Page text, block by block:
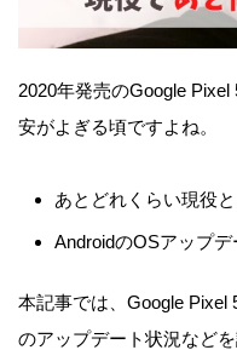
2020年発売のGoogle
安がよぎる頃ですよね。
あとどれくらい現役
AndroidのOSアップ
本記事では、Google Pixel
のアップデート状況など